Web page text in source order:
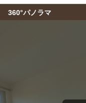
360°パノラマ